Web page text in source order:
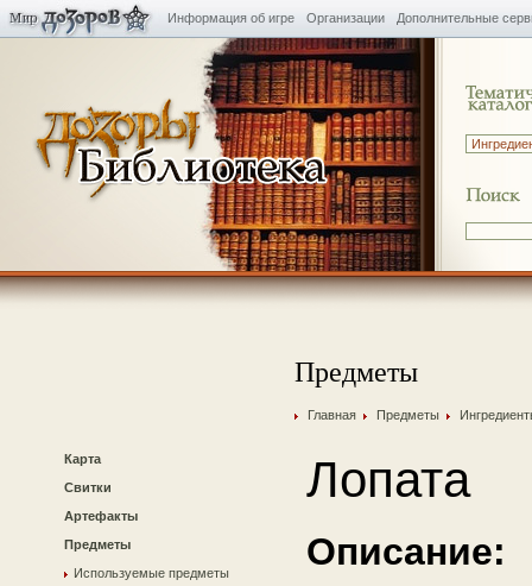
Информация об игре Организации Дополнительные
Карта
Свитки
Артефакты
Предметы
Используемые предметы
Предметы
Главная Предметы
Лопата
Описание: